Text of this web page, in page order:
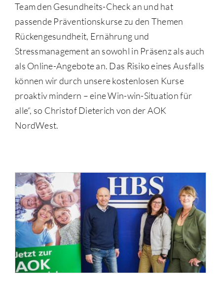
Team den Gesundheits-Check an und hat
passende Präventionskurse zu den Themen
Rückengesundheit, Ernährung und
Stressmanagement an sowohl in Präsenz als auch
als Online-Angebote an. Das Risiko eines Ausfalls
können wir durch unsere kostenlosen Kurse
proaktiv mindern – eine Win-win-Situation für
alle“, so Christof Dieterich von der AOK
NordWest.